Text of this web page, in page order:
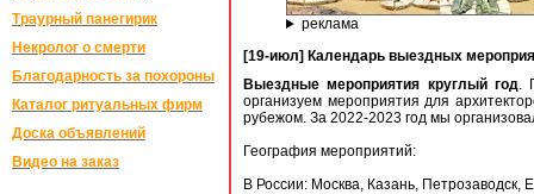
Траурный панегирик
Некролог о смерти
Благодарность за похороны
Каталог ритуальных фирм
Доска объявлений
Видео на заказ
реклама
[19-июл] Календарь выездных
Выездные мероприятия круглый год.
организуем мероприятия для
рубежом. За 2022-2023 год мы
География мероприятий:
В России: Москва, Казань, Петрозаводск,